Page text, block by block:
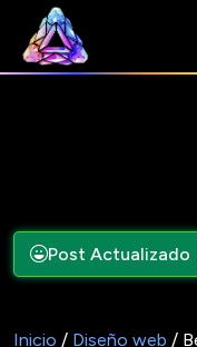
Post Actualizado
Inicio / Diseño web /